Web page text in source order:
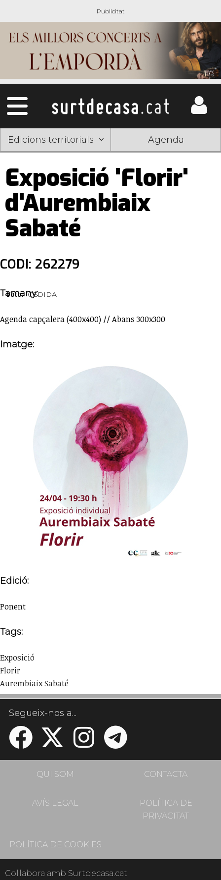
Edicions territorials Agenda
Exposició 'Florir'
d'Aurembiaix
Sabaté
CODI: 262279
Foto: CEDIDA
Tamany:
Agenda capçalera (400x400) // Abans 300x300
Imatge:
Edició:
Ponent
Tags:
Exposició
Florir
Aurembiaix Sabaté
Segueix-nos a...
QUI SOM CONTACTA
AVÍS LEGAL
POLÍTICA DE
PRIVACITAT
POLÍTICA DE COOKIES
Col·labora amb Surtdecasa.cat